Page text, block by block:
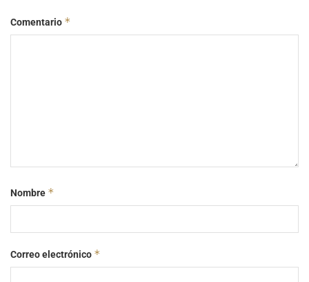
Comentario *
Nombre *
Correo electrónico *